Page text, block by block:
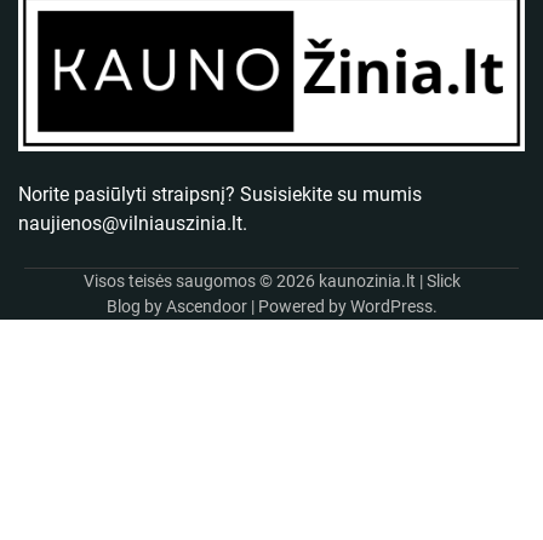
Norite pasiūlyti straipsnį? Susisiekite su mumis
naujienos@vilniauszinia.lt.
Visos teisės saugomos © 2026 kaunozinia.lt | Slick
Blog byAscendoor| Powered byWordPress.